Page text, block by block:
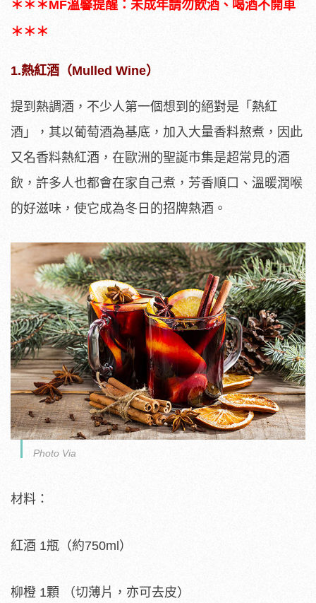
＊＊＊MF溫馨提醒：未成年請勿飲酒、喝酒不開車
＊＊＊
1.熱紅酒（Mulled Wine）
提到熱調酒，不少人第一個想到的絕對是「熱紅
酒」，其以葡萄酒為基底，加入大量香料熬煮，因此
又名香料熱紅酒，在歐洲的聖誕市集是超常見的酒
飲，許多人也都會在家自己煮，芳香順口、溫暖潤喉
的好滋味，使它成為冬日的招牌熱酒。
Photo Via
材料：
紅酒 1瓶（約750ml）
柳橙 1顆 （切薄片，亦可去皮）